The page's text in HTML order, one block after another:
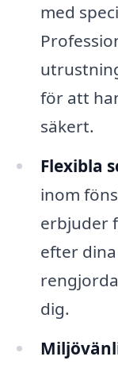
med
för att
säkert.
Flexibla
inom
erbjuder
efter
dig.